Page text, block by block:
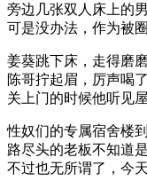
旁边几张双人床上的
可是没办法，作为被
姜葵跳下床，走得磨磨
陈哥拧起眉，厉声喝
关上门的时候他听见
性奴们的专属宿舍楼
路尽头的老板不知道
不过也无所谓了，今